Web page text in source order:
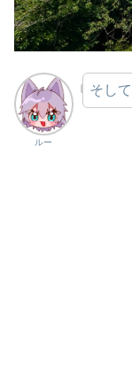
ルー
そし